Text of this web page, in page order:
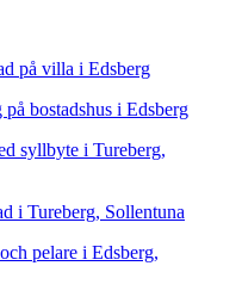
på villa i Edsberg
bostadshus i Edsberg
syllbyte i Tureberg,
i Tureberg, Sollentuna
pelare i Edsberg,